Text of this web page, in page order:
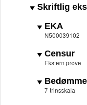
Skriftlig
EKA
N500039102
Censur
Ekstern prøve
7-trinsskala